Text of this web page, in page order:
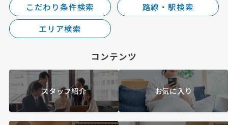
こだわり条件検索
路線・駅検索
エリア検索
コンテンツ
スタッフ紹介 お気に入り